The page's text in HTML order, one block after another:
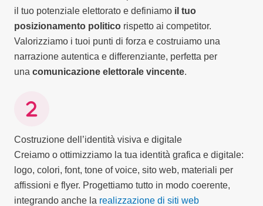
il tuo potenziale elettorato e definiamo il tuo
posizionamento politico rispetto ai competitor.
Valorizziamo i tuoi punti di forza e costruiamo una
narrazione autentica e differenziante, perfetta per
una comunicazione elettorale vincente.
Costruzione dell’identità visiva e digitale
Creiamo o ottimizziamo la tua identità grafica e digitale:
logo, colori, font, tone of voice, sito web, materiali per
affissioni e flyer. Progettiamo tutto in modo coerente,
integrando anche la realizzazione di siti web